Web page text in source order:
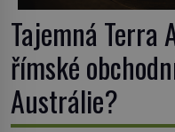
Tajemná Terra
římské
Austrálie?